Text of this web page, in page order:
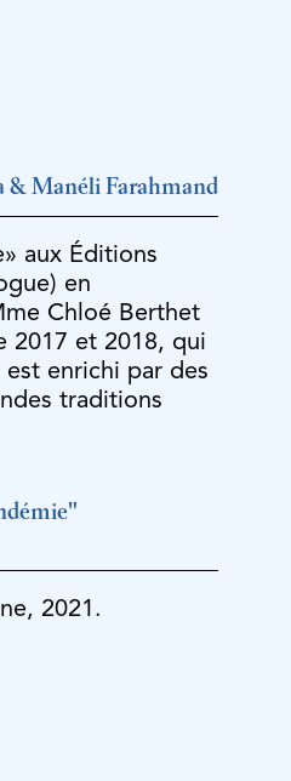
& Manéli Farahmand
aux Éditions
en
Chloé Berthet
2017 et 2018, qui
enrichi par des
traditions
2021.